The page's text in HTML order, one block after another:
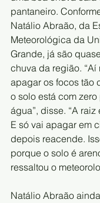
pantaneiro.
Natálio Abraão, da
Meteorológica da
Grande, já são
chuva da região.
apagar os focos tão
o solo está com
água”, disse. “A
E só vai apagar em
depois reacende.
porque o solo é
ressaltou o
Natálio Abraão